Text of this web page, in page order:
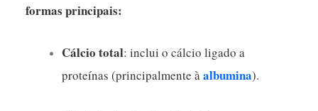
formas principais:
Cálcio total: inclui o cálcio ligado a
proteínas (principalmente àalbumina).